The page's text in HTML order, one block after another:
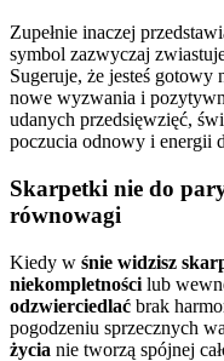
Zupełnie inaczej
symbol zazwyczaj
Sugeruje, że jesteś
nowe wyzwania i
udanych przedsięwzięć,
poczucia odnowy i energii
Skarpetki nie do
równowagi
Kiedy w śnie widzisz
niekompletności lub
odzwierciedlać brak
pogodzeniu sprzecznych
życia nie tworzą spójnej